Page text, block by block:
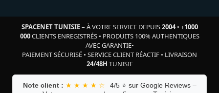
SPACENET TUNISIE– À VOTRE SERVICE DEPUIS2004• +1000
000CLIENTS ENREGISTRÉS• PRODUITS 100% AUTHENTIQUES
AVEC GARANTIE•
PAIEMENT SÉCURISÉ • SERVICE CLIENT RÉACTIF • LIVRAISON
24/48H TUNISIE
Note client : ★ ★ ★ ★ ☆
4/5 ⭐ sur Google Reviews –